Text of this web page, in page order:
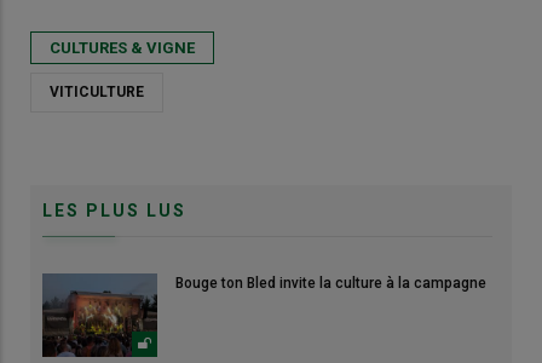
CULTURES & VIGNE
VITICULTURE
LES PLUS LUS
Bouge ton Bled invite la culture à la campagne